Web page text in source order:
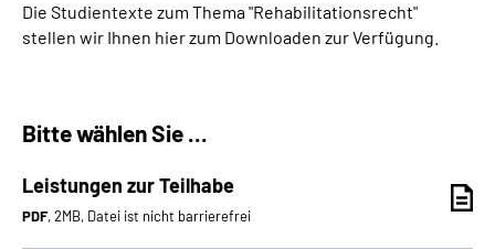
Über uns & Presse
Language
Die Studientexte zum Thema "Rehabilitationsrecht"
stellen wir Ihnen hier zum Downloaden zur Verfügung.
Bitte wählen Sie ...
Leistungen zur Teilhabe
PDF, 2MB, Datei ist nicht barrierefrei